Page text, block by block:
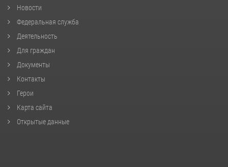
Новости
Федеральная служба
Деятельность
Для граждан
Документы
Контакты
Герои
Карта сайта
Открытые данные